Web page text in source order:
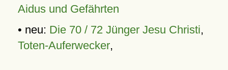
Aidus und Gefährten
• neu: Die 70 / 72 Jünger Jesu Christi,
Toten-Auferwecker,